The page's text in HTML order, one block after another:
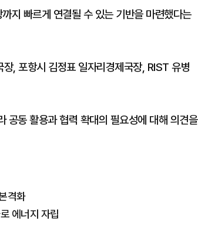
지 빠르게 연결될 수 있는 기반을 마련했다는
, 포항시 김정표 일자리경제국장, RIST 유병
공동 활용과 협력 확대의 필요성에 대해 의견을
격화
에너지 자립